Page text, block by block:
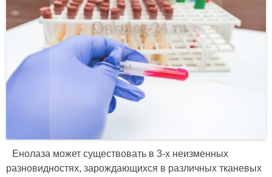
Енолаза может существовать в 3-х неизменных
разновидностях, зарождающихся в различных тканевых